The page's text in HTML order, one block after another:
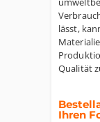
lässt,
Qualität
Ihren